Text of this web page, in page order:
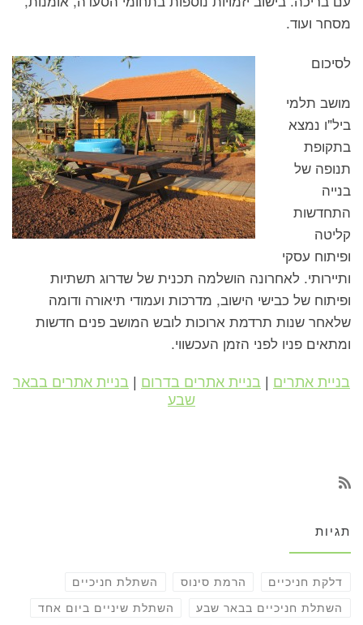
מסחר ועוד.
לסיכום
מושב תלמי
ביל"ו נמצא
בתקופת
תנופה של
בנייה
התחדשות
קליטה
ופיתוח עסקי
ותיירותי. לאחרונה הושלמה תכנית של שדרוג תשתיות
ופיתוח של כבישי הישוב, מדרכות ועמודי תיאורה ודומה
שלאחר שנות תרדמת ארוכות לובש המושב פנים חדשות
ומתאים פניו לפני הזמן העכשווי.
בניית אתרים | בניית אתרים בדרום | בניית אתרים בבאר
שבע
תגיות
דלקת חניכיים הרמת סינוס השתלת חניכיים
השתלת חניכיים בבאר שבע השתלת שיניים ביום אחד